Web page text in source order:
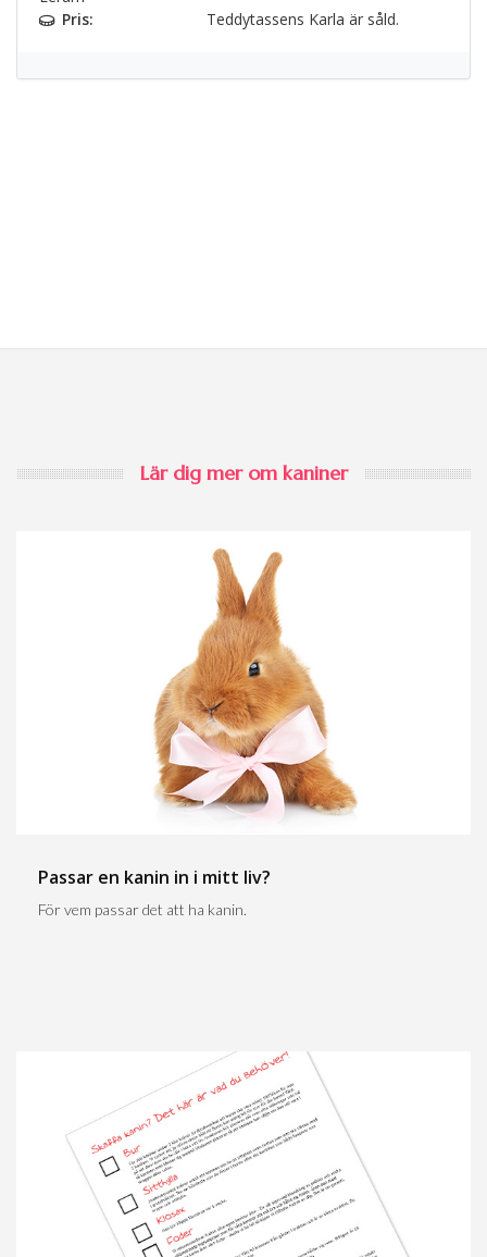
Pris:
Teddytassens Karla är såld.
Lär dig mer om kaniner
Passar en kanin in i mitt liv?
För vem passar det att ha kanin.